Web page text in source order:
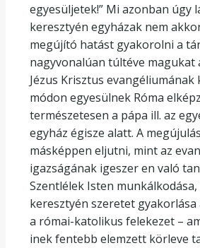
egyesüljetek!” Mi azonban úgy
keresztyén egyházak nem
megújító hatást gyakorolni a
nagyvonalúan túltéve magukat
Jézus Krisztus evangéliumának
módon egyesülnek Róma
természetesen a pápa ill. az
egyház égisze alatt. A
másképpen eljutni, mint az
igazságának igeszer en való
Szentlélek Isten munkálkodása,
keresztyén szeretet
a római-katolikus felekezet –
inek fentebb elemzett körleve